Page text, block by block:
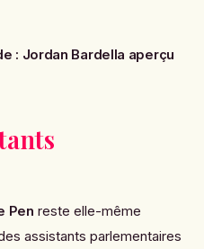
: Jordan Bardella aperçu
Pen reste elle-même
assistants parlementaires